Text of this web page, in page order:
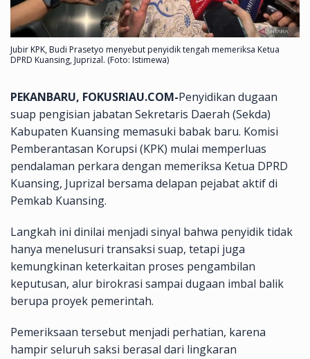
Jubir KPK, Budi Prasetyo menyebut penyidik tengah memeriksa Ketua
DPRD Kuansing, Juprizal. (Foto: Istimewa)
PEKANBARU, FOKUSRIAU.COM-Penyidikan dugaan
suap pengisian jabatan Sekretaris Daerah (Sekda)
Kabupaten Kuansing memasuki babak baru. Komisi
Pemberantasan Korupsi (KPK) mulai memperluas
pendalaman perkara dengan memeriksa Ketua DPRD
Kuansing, Juprizal bersama delapan pejabat aktif di
Pemkab Kuansing.
Langkah ini dinilai menjadi sinyal bahwa penyidik tidak
hanya menelusuri transaksi suap, tetapi juga
kemungkinan keterkaitan proses pengambilan
keputusan, alur birokrasi sampai dugaan imbal balik
berupa proyek pemerintah.
Pemeriksaan tersebut menjadi perhatian, karena
hampir seluruh saksi berasal dari lingkaran